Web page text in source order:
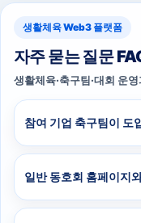
생활체육 Web3 플랫폼
자주 묻는 질문
생활체육·축구팀·대회 운
참여 기업 축구팀이 도
일반 동호회 홈페이지